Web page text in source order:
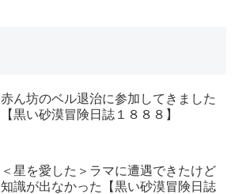
赤ん坊のベル退治に参加してきました
【黒い砂漠冒険日誌１８８８】
＜星を愛した＞ラマに遭遇できたけど
知識が出なかった【黒い砂漠冒険日誌